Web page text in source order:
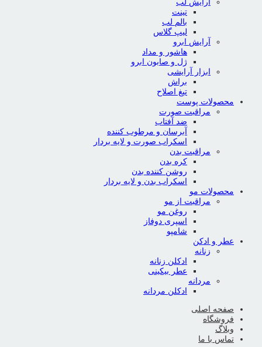
آرایش لب
تینت
بالم لب
لیپ گلاس
آرایش ابرو
هاشور و مداد
ژل و صابون ابرو
ابزار آرایشی
براش
تیغ اصلاح
محصولات پوست
مراقبت صورت
ضد آفتاب
آبرسان و مرطوب کننده
اسکراب صورت و لایه بردار
مراقبت بدن
کره بدن
روشن کننده بدن
اسکراب بدن و لایه بردار
محصولات مو
مراقبت از مو
روغن مو
اسپری دوفاز
شامپو
عطر و ادکن
زنانه
ادکلن زنانه
عطر بیکینی
مردانه
ادکلن مردانه
صفحه اصلی
فروشگاه
وبلاگ
تماس با ما